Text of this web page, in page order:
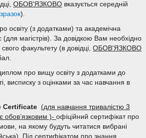
ОБОВ'ЯЗКОВОвказується середній
).
освіту (з додатками) та академічна
(для магістрів). За довідкою Вам необхідно
факультету (в довідці, ОБОВ'ЯЗКОВО
про вищу освіту з додатками до
висписку з оцінками за час навчання в
Certificate
(для навчання тривалістю 3
обов’язковим )- офіційний сертифікат про
на якому будуть читатися вибрані
Під сертифікатом про знання